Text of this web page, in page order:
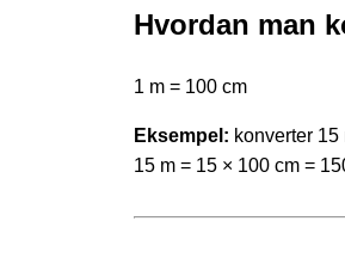
Hvordan man
1 m = 100 cm
Eksempel: konverter 15
15 m = 15 × 100 cm =